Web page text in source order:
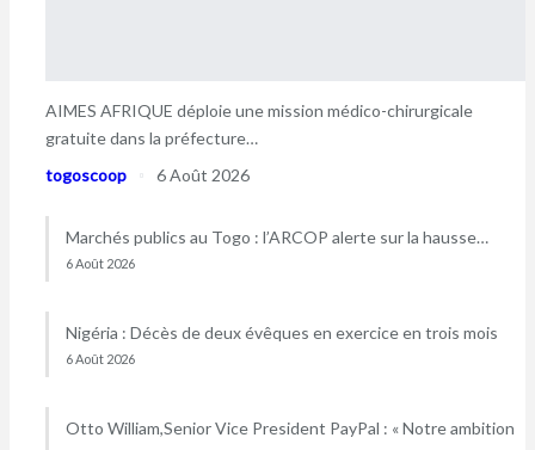
AIMES AFRIQUE déploie une mission médico-chirurgicale
gratuite dans la préfecture…
togoscoop
6 Août 2026
Marchés publics au Togo : l’ARCOP alerte sur la hausse…
6 Août 2026
Nigéria : Décès de deux évêques en exercice en trois mois
6 Août 2026
Otto William,Senior Vice President PayPal : « Notre ambition